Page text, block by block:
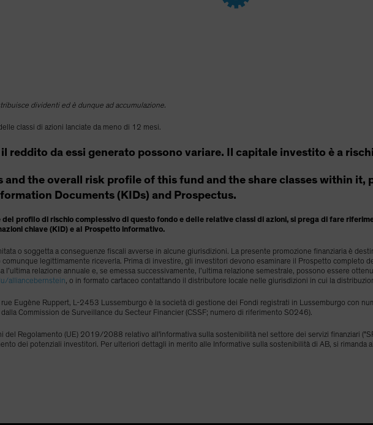
dividenti ed è dunque ad accumulazione.
classi di azioni lanciate da meno di 12 mesi.
reddito da essi generato possono variare. Il capitale investito è a
and the overall risk profile of this fund and the share classes within
Documents (KIDs) and Prospectus.
del profilo di rischio complessivo di questo fondo e delle relative classi di azioni, si prega di fare
chiave (KID) e al Prospetto informativo.
o soggetta a conseguenze fiscali avverse in alcune giurisdizioni. La presente promozione finanziaria è
legittimamente riceverla. Prima di investire, gli investitori devono esaminare il Prospetto completo
relazione annuale e, se emessa successivamente, l’ultima relazione semestrale, possono essere
alliancebernstein, o in formato cartaceo contattando il distributore locale nelle giurisdizioni in cui la
Eugène Ruppert, L-2453 Lussemburgo è la società di gestione dei Fondi registrati in Lussemburgo con
Commission de Surveillance du Secteur Financier (CSSF; numero di riferimento S0246).
del Regolamento (UE) 2019/2088 relativo all'informativa sulla sostenibilità nel settore dei servizi finanziari
dei potenziali investitori. Per ulteriori dettagli in merito alle Informative sulla sostenibilità di AB, si rimanda